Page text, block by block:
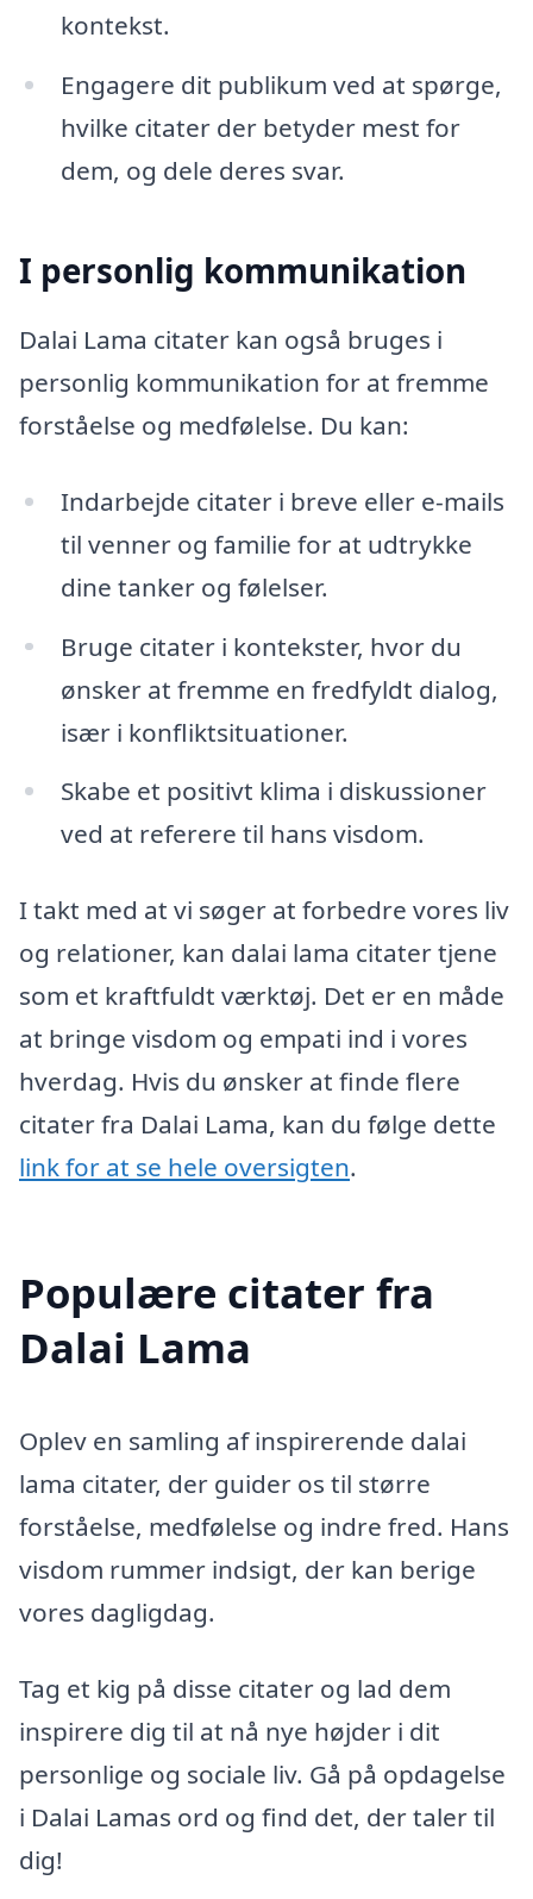
kontekst.
Engagere dit publikum ved at spørge,
hvilke citater der betyder mest for
dem, og dele deres svar.
I personlig kommunikation
Dalai Lama citater kan også bruges i
personlig kommunikation for at fremme
forståelse og medfølelse. Du kan:
Indarbejde citater i breve eller e-mails
til venner og familie for at udtrykke
dine tanker og følelser.
Bruge citater i kontekster, hvor du
ønsker at fremme en fredfyldt dialog,
især i konfliktsituationer.
Skabe et positivt klima i diskussioner
ved at referere til hans visdom.
I takt med at vi søger at forbedre vores liv
og relationer, kan dalai lama citater tjene
som et kraftfuldt værktøj. Det er en måde
at bringe visdom og empati ind i vores
hverdag. Hvis du ønsker at finde flere
citater fra Dalai Lama, kan du følge dette
link for at se hele oversigten.
Populære citater fra
Dalai Lama
Oplev en samling af inspirerende dalai
lama citater, der guider os til større
forståelse, medfølelse og indre fred. Hans
visdom rummer indsigt, der kan berige
vores dagligdag.
Tag et kig på disse citater og lad dem
inspirere dig til at nå nye højder i dit
personlige og sociale liv. Gå på opdagelse
i Dalai Lamas ord og find det, der taler til
dig!